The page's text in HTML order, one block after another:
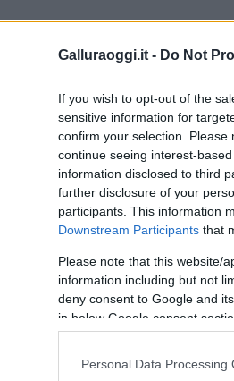
Galluraoggi.it - Do Not
If you wish to opt-out of the
sensitive information for
confirm your selection.
continue seeing interest-
information disclosed to third
further disclosure of your
participants. This information
Downstream Participants that
Please note that this website/
information including but not
deny consent to Google and
in below Google consent
Personal Data Processing